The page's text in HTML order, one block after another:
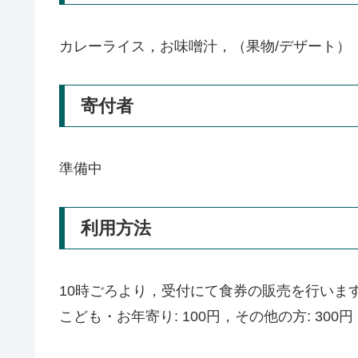
カレーライス，お味噌汁，（果物/デザート）
寄付者
準備中
利用方法
10時ごろより，受付にて食券の販売を行いま
こども・お年寄り: 100円，その他の方: 300円